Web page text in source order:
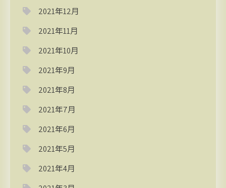
2021年12月
2021年11月
2021年10月
2021年9月
2021年8月
2021年7月
2021年6月
2021年5月
2021年4月